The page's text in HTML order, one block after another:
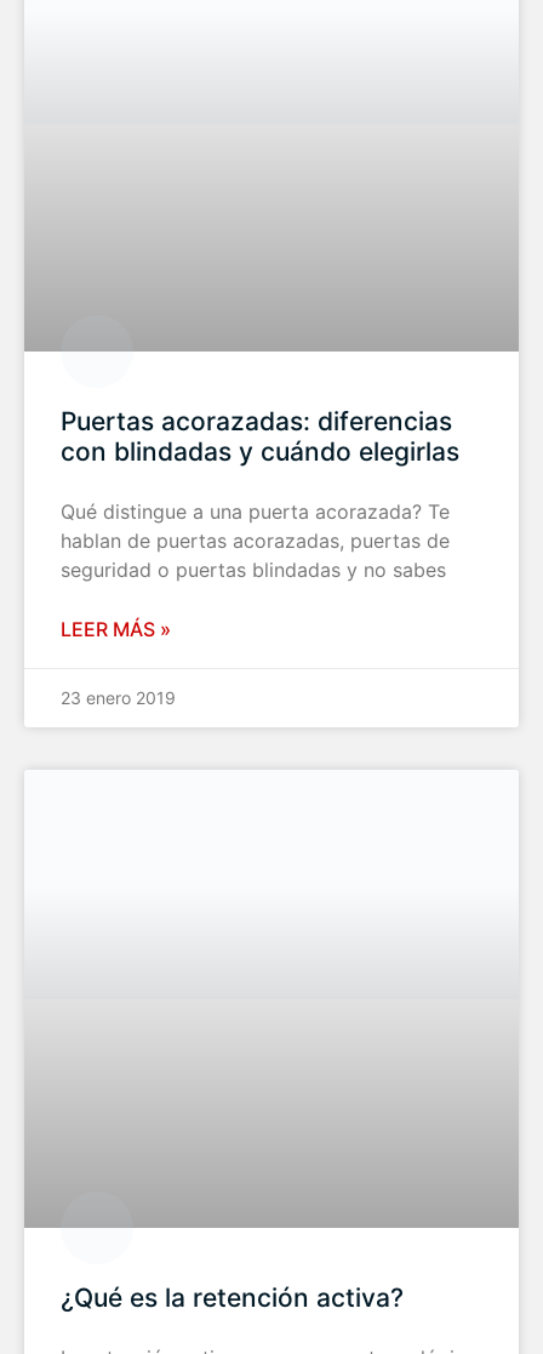
Puertas acorazadas: diferencias
con blindadas y cuándo elegirlas
Qué distingue a una puerta acorazada? Te
hablan de puertas acorazadas, puertas de
seguridad o puertas blindadas y no sabes
LEER MÁS »
23 enero 2019
¿Qué es la retención activa?